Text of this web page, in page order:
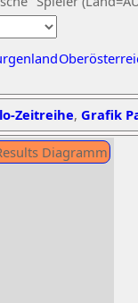
Zeitreihe, Grafik